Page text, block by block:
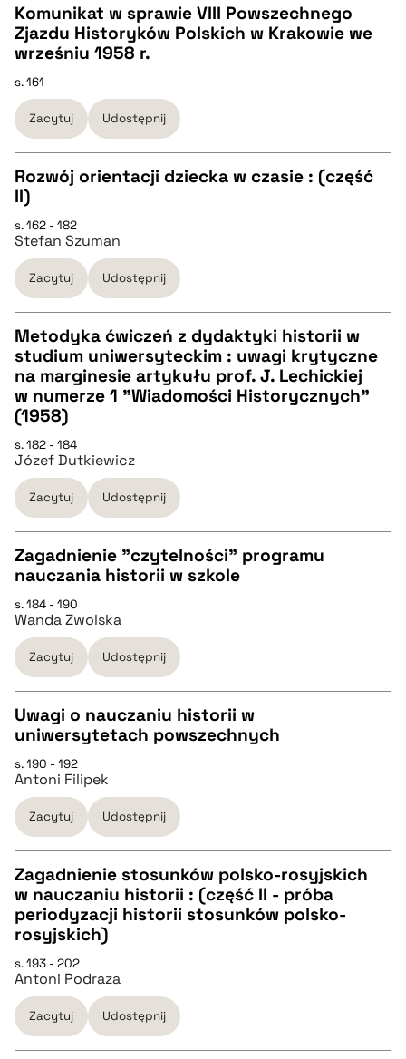
Komunikat w sprawie VIII Powszechnego
Zjazdu Historyków Polskich w Krakowie we
wrześniu 1958 r.
s. 161
Zacytuj Udostępnij
pobierz cytat
BIBTEX
pobierz cytat
Rozwój orientacji dziecka w czasie : (część
II)
s. 162 - 182
Stefan Szuman
Zacytuj Udostępnij
CZYSTY TEKST
pobierz cytat
BIBTEX
pobierz cytat
Metodyka ćwiczeń z dydaktyki historii w
studium uniwersyteckim : uwagi krytyczne
na marginesie artykułu prof. J. Lechickiej
w numerze 1 "Wiadomości Historycznych"
(1958)
s. 182 - 184
Józef Dutkiewicz
Zacytuj Udostępnij
pobierz cytat
BIBTEX
pobierz cytat
Zagadnienie "czytelności" programu
nauczania historii w szkole
s. 184 - 190
Wanda Zwolska
Zacytuj Udostępnij
CZYSTY TEKST
pobierz cytat
BIBTEX
pobierz cytat
Uwagi o nauczaniu historii w
uniwersytetach powszechnych
s. 190 - 192
Antoni Filipek
Zacytuj Udostępnij
CZYSTY TEKST
pobierz cytat
BIBTEX
Zagadnienie stosunków polsko-rosyjskich
w nauczaniu historii : (część II - próba
periodyzacji historii stosunków polsko-
rosyjskich)
s. 193 - 202
Antoni Podraza
Zacytuj Udostępnij